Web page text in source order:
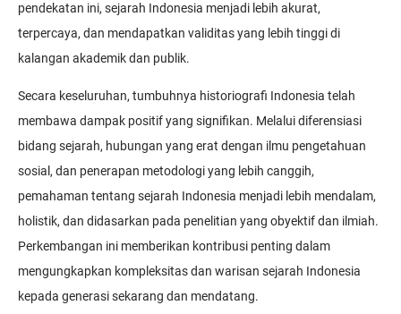
pendekatan ini, sejarah Indonesia menjadi lebih akurat,
terpercaya, dan mendapatkan validitas yang lebih tinggi di
kalangan akademik dan publik.
Secara keseluruhan, tumbuhnya historiografi Indonesia telah
membawa dampak positif yang signifikan. Melalui diferensiasi
bidang sejarah, hubungan yang erat dengan ilmu pengetahuan
sosial, dan penerapan metodologi yang lebih canggih,
pemahaman tentang sejarah Indonesia menjadi lebih mendalam,
holistik, dan didasarkan pada penelitian yang obyektif dan ilmiah.
Perkembangan ini memberikan kontribusi penting dalam
mengungkapkan kompleksitas dan warisan sejarah Indonesia
kepada generasi sekarang dan mendatang.